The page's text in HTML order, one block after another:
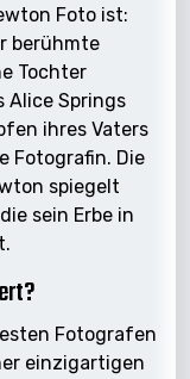
Foto ist:
berühmte
Tochter
Alice Springs
ihres Vaters
Fotografin. Die
spiegelt
sein Erbe in
Fotografen
einzigartigen